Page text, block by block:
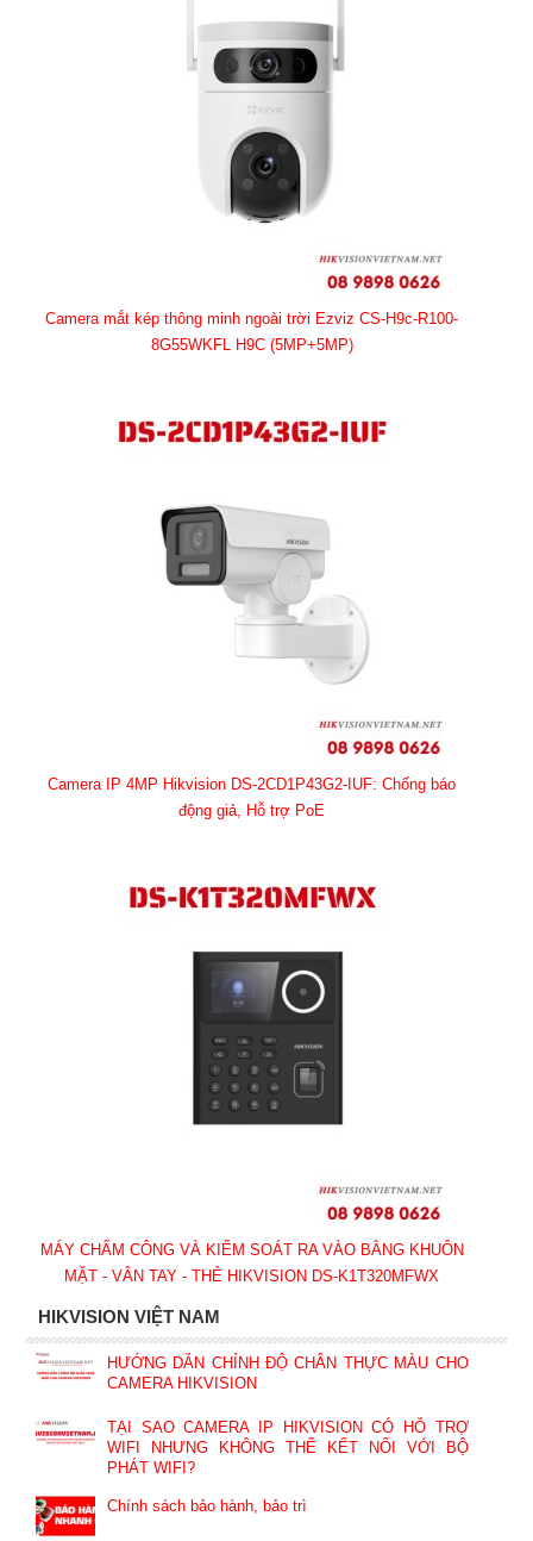
Camera mắt kép thông minh ngoài trời Ezviz CS-H9c-R100-
8G55WKFL H9C (5MP+5MP)
Camera IP 4MP Hikvision DS-2CD1P43G2-IUF: Chống báo
động giả, Hỗ trợ PoE
MÁY CHẤM CÔNG VÀ KIỂM SOÁT RA VÀO BẰNG KHUÔN
MẶT - VÂN TAY - THẺ HIKVISION DS-K1T320MFWX
HIKVISION VIỆT NAM
HƯỚNG DẪN CHỈNH ĐỘ CHÂN THỰC MÀU CHO
CAMERA HIKVISION
TẠI SAO CAMERA IP HIKVISION CÓ HỖ TRỢ
WIFI NHƯNG KHÔNG THỂ KẾT NỐI VỚI BỘ
PHÁT WIFI?
Chính sách bảo hành, bảo trì